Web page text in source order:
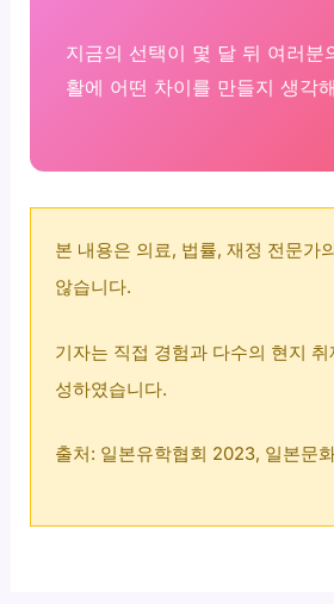
지금의 선택이 몇 달 뒤 여러분
활에 어떤 차이를 만들지 생각
본 내용은 의료, 법률, 재정 전문가
않습니다.
기자는 직접 경험과 다수의 현지
성하였습니다.
출처: 일본유학협회 2023, 일본문